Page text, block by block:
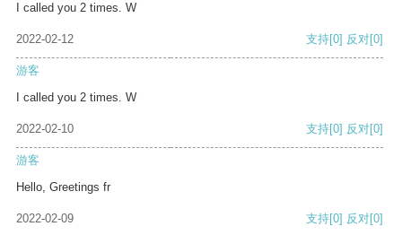
I called you 2 times. W
2022-02-12 支持[0] 反对[0]
游客
I called you 2 times. W
2022-02-10 支持[0] 反对[0]
游客
Hello, Greetings fr
2022-02-09 支持[0] 反对[0]